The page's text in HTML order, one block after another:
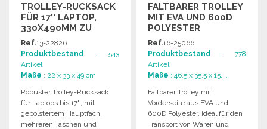
TROLLEY-RUCKSACK
FÜR 17'' LAPTOP,
330X490MM ZU
GROSSHANDELSPREISEN
Ref.13-22826
Produktbestand : 543
Artikel
Maße : 22 x 33 x 49 cm
Robuster Trolley-Rucksack
für Laptops bis 17'', mit
gepolstertem Hauptfach,
mehreren Taschen und
FALTBARER TROLLEY
MIT EVA UND 600D
POLYESTER
Ref.16-25066
Produktbestand : 778
Artikel
Maße : 46.5 x 35.5 x 15....
Faltbarer Trolley mit
Vorderseite aus EVA und
600D Polyester, ideal für den
Transport von Waren und